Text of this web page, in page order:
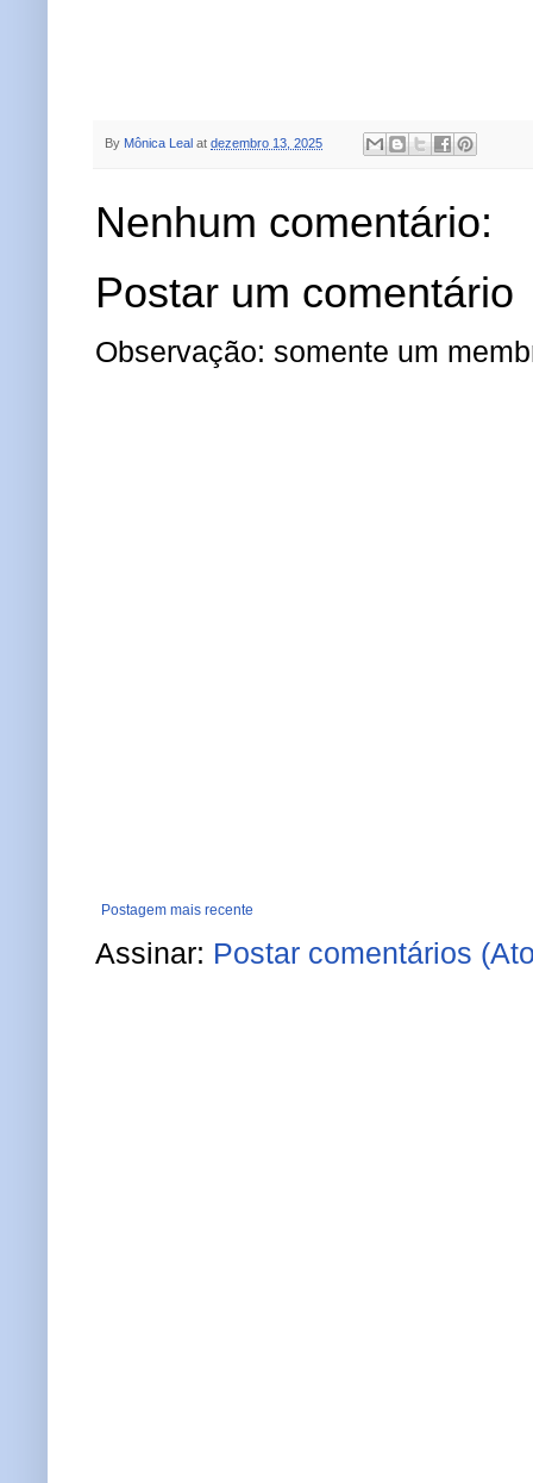
By Mônica Leal at dezembro 13, 2025
Nenhum comentário:
Postar um comentário
Observação: somente um
Postagem mais recente
Assinar: Postar comentários